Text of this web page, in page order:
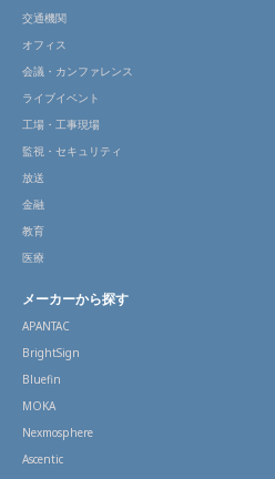
交通機関
オフィス
会議・カンファレンス
ライブイベント
工場・工事現場
監視・セキュリティ
放送
金融
教育
医療
メーカーから探す
APANTAC
BrightSign
Bluefin
MOKA
Nexmosphere
Ascentic